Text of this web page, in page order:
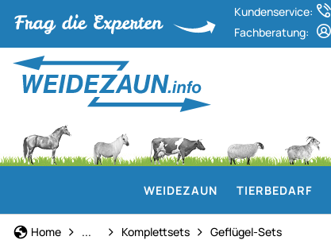
Kundenservice:
Fachberatung:
WEIDEZAUN TIERBEDARF
Home Weidezaun
... Komplettsets Geflügel-Sets